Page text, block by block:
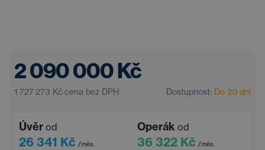
2 090 000 Kč
1 727 273 Kč cena bez DPH Dostupnost: Do 20 dní
Úvěr od
26 341 Kč /měs.
Operák od
36 322 Kč /měs.